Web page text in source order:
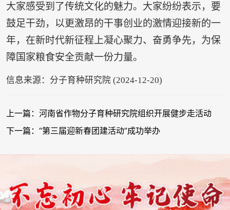
大家感受到了传统文化的魅力。大家纷纷表示，要
鼓足干劲，以更激昂的干事创业的激情迎接新的一
年，在新时代新征程上凝心聚力、奋勇争先，为保
障国家粮食安全贡献一份力量。
信息来源：分子育种研究院 (2024-12-20)
上一篇：河南省作物分子育种研究院组织开展健步走活动
下一篇：“第三届迎新春团建活动”成功举办